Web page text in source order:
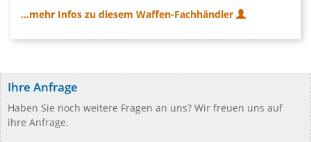
...mehr Infos zu diesem Waffen-Fachhändler
Ihre Anfrage
Haben Sie noch weitere Fragen an uns? Wir freuen uns auf
ihre Anfrage.